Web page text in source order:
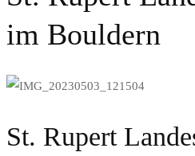
im Bouldern
St. Rupert